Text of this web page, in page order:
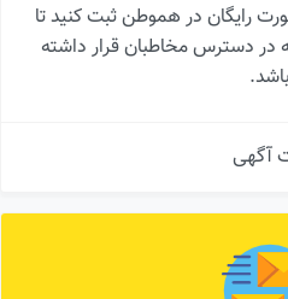
رایگان در هموطن ثبت کنید تا
دسترس مخاطبان قرار داشته
باشد.
آگهی